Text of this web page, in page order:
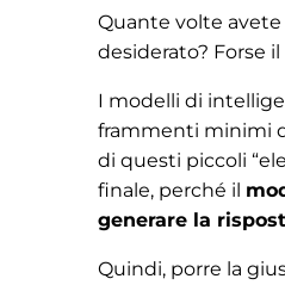
Quante volte
desiderato? Forse
I modelli di
frammenti minimi
di questi piccoli
finale, perché il
generare la
Quindi, porre la